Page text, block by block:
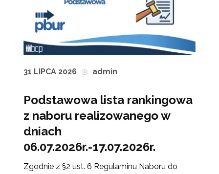
31 LIPCA 2026 admin
Podstawowa lista rankingowa
z naboru realizowanego w
dniach
06.07.2026r.-17.07.2026r.
Zgodnie z §2 ust. 6 Regulaminu Naboru do